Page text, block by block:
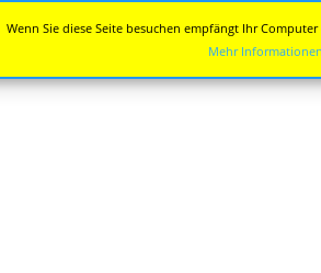
Wenn Sie diese Seite besuchen empfängt Ihr
Mehr Informationen